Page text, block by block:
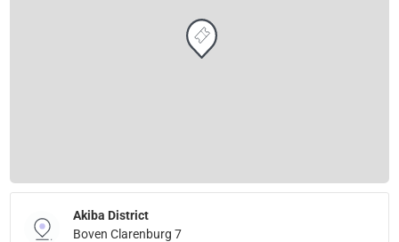
Akiba District
Boven Clarenburg 7